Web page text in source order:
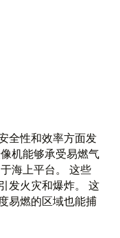
全性和效率方面发
机能够承受易燃气
海上平台。 这些
发火灾和爆炸。 这
易燃的区域也能捕